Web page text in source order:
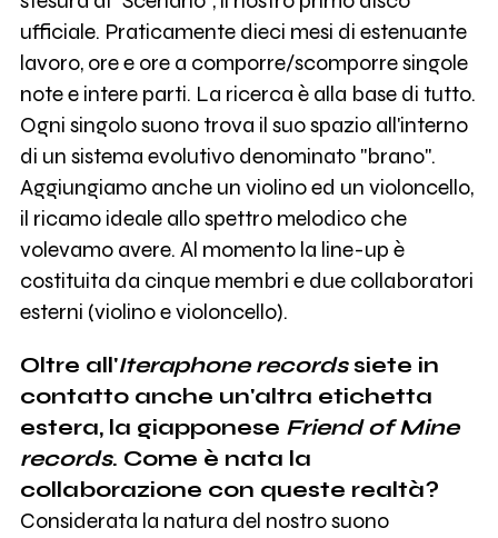
ufficiale. Praticamente dieci mesi di estenuante
lavoro, ore e ore a comporre/scomporre singole
note e intere parti. La ricerca è alla base di tutto.
Ogni singolo suono trova il suo spazio all'interno
di un sistema evolutivo denominato "brano".
Aggiungiamo anche un violino ed un violoncello,
il ricamo ideale allo spettro melodico che
volevamo avere. Al momento la line-up è
costituita da cinque membri e due collaboratori
esterni (violino e violoncello).
Oltre all'Iteraphone recordssiete in
contatto anche un'altra etichetta
estera, la giapponese Friend of Mine
records. Come è nata la
collaborazione con queste realtà?
Considerata la natura del nostro suono